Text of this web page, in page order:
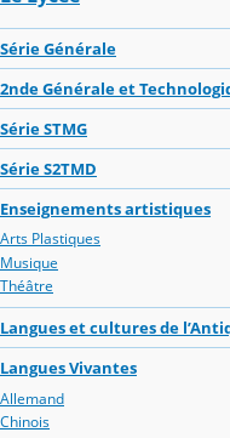
Série Générale
2nde Générale et
Série STMG
Série S2TMD
Enseignements artistiques
Arts Plastiques
Musique
Théâtre
Langues et cultures de
Langues Vivantes
Allemand
Chinois